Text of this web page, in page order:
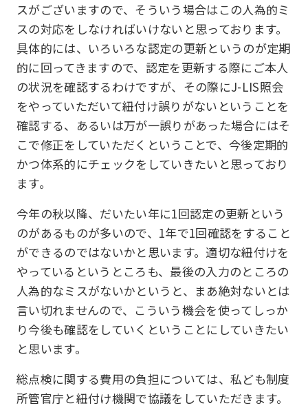
スがございますので、そういう場合はこの人為的ミ
スの対応をしなければいけないと思っております。
具体的には、いろいろな認定の更新というのが定期
的に回ってきますので、認定を更新する際にご本人
の状況を確認するわけですが、その際にJ-LIS照会
をやっていただいて紐付け誤りがないということを
確認する、あるいは万が一誤りがあった場合にはそ
こで修正をしていただくということで、今後定期的
かつ体系的にチェックをしていきたいと思っており
ます。
今年の秋以降、だいたい年に1回認定の更新という
のがあるものが多いので、1年で1回確認をすること
ができるのではないかと思います。適切な紐付けを
やっているというところも、最後の入力のところの
人為的なミスがないかというと、まあ絶対ないとは
言い切れませんので、こういう機会を使ってしっか
り今後も確認をしていくということにしていきたい
と思います。
総点検に関する費用の負担については、私ども制度
所管官庁と紐付け機関で協議をしていただきます。